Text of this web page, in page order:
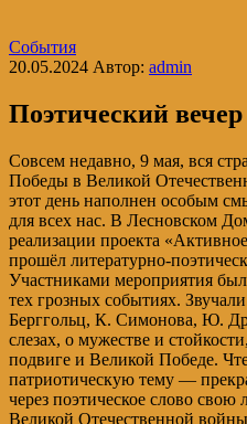
События
20.05.2024 Автор: admin
Поэтический
Совсем недавно, 9 мая, вся
Победы в Великой
этот день наполнен особым
для всех нас. В Лесновском
реализации проекта
прошёл литературно-
Участниками мероприятия
тех грозных событиях.
Берггольц, К. Симонова, Ю.
слезах, о мужестве и
подвиге и Великой Победе.
патриотическую тему —
через поэтическое слово
Великой Отечественной